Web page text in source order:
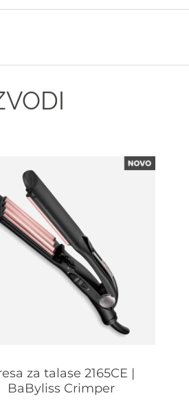
za talase 2165CE |
BaByliss Crimper